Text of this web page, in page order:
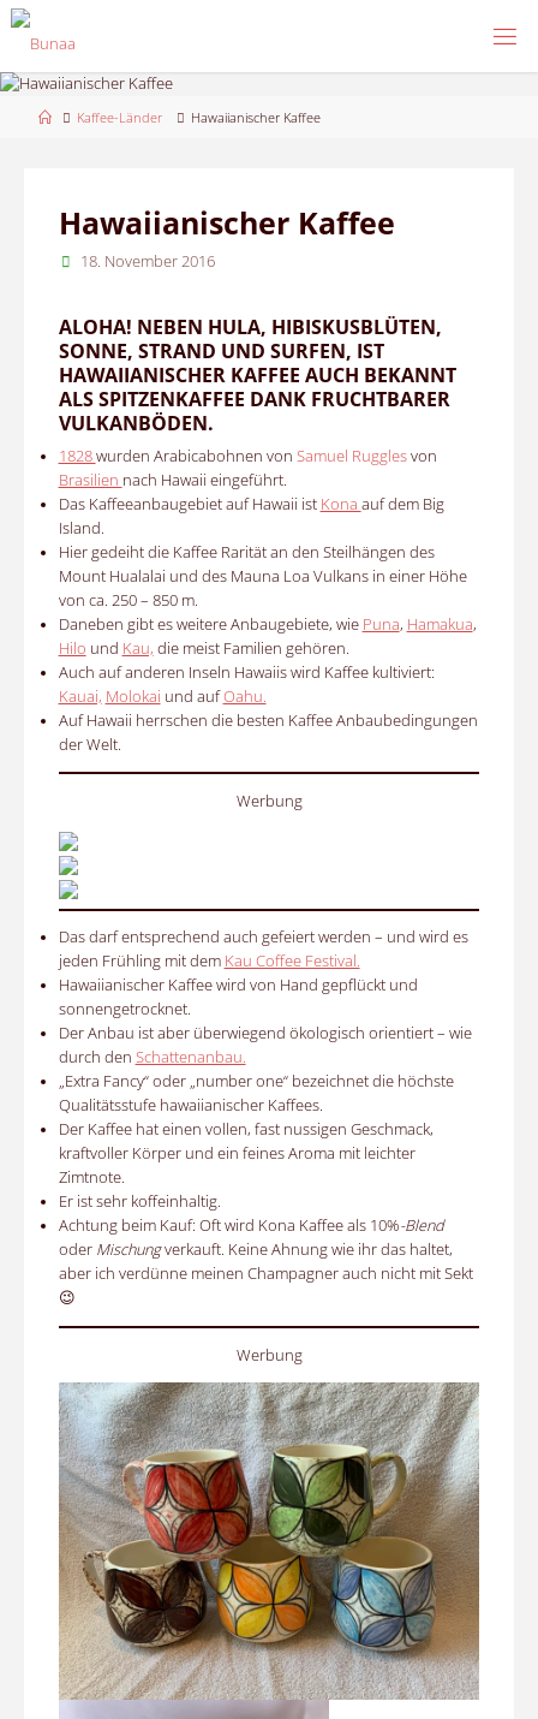
Skip
to
HomeKaffee-Länder Hawaiianischer Kaffee
Hawaiianischer Kaffee
18. November 2016
ALOHA! NEBEN HULA, HIBISKUSBLÜTEN,
SONNE, STRAND UND SURFEN, IST
HAWAIIANISCHER KAFFEE AUCH BEKANNT
ALS SPITZENKAFFEE DANK FRUCHTBARER
VULKANBÖDEN.
1828wurden Arabicabohnen von Samuel Rugglesvon
Brasilien nach Hawaii eingeführt.
Das Kaffeeanbaugebiet auf Hawaii ist Kona auf dem Big
Island.
Hier gedeiht die Kaffee Rarität an den Steilhängen des
Mount Hualalai und des Mauna Loa Vulkans in einer Höhe
von ca. 250 – 850 m.
Daneben gibt es weitere Anbaugebiete, wie Puna, Hamakua,
Hilo und Kau, die meist Familien gehören.
Auch auf anderen Inseln Hawaiis wird Kaffee kultiviert:
Kauai, Molokai und aufOahu.
Auf Hawaii herrschen die besten Kaffee Anbaubedingungen
der Welt.
Werbung
Das darf entsprechend auch gefeiert werden – und wird es
jeden Frühling mit dem Kau Coffee Festival.
Hawaiianischer Kaffee wird von Hand gepflückt und
sonnengetrocknet.
Der Anbau ist aber überwiegend ökologisch orientiert – wie
durch den Schattenanbau.
„Extra Fancy“ oder „number one“ bezeichnet die höchste
Qualitätsstufe hawaiianischer Kaffees.
Der Kaffee hat einen vollen, fast nussigen Geschmack,
kraftvoller Körper und ein feines Aroma mit leichter
Zimtnote.
Er ist sehr koffeinhaltig.
Achtung beim Kauf: Oft wird Kona Kaffee als 10%-Blend
oder Mischungverkauft. Keine Ahnung wie ihr das haltet,
aber ich verdünne meinen Champagner auch nicht mit Sekt
😉
Werbung